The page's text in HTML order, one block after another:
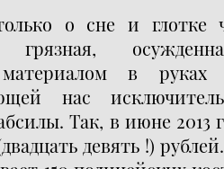
о сне и глотке
грязная,
в руках
нас
Так, в июне 2013
девять !)